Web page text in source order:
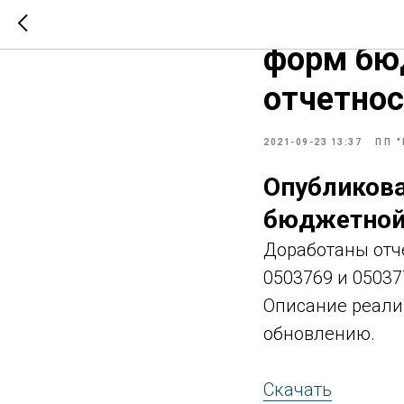
ПАРУС-
форм
2021-09-23 13:37 ПП
бюджетной
Доработаны
0503769 и
Описание
обновлению.
Скачать